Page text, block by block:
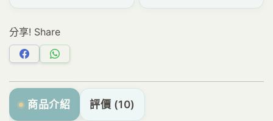
分享! Share
分
享
Facebook
分
享
WhatsApp
商品介紹 評價 (10)